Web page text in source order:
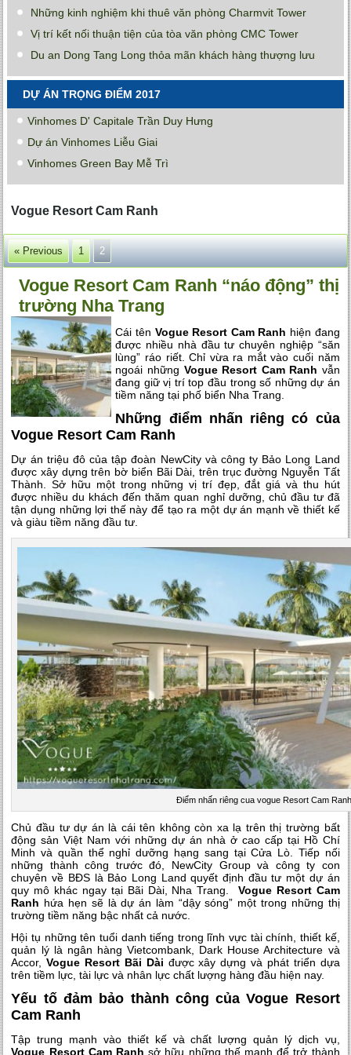
Những kinh nghiệm khi thuê văn phòng Charmvit Tower
Vị trí kết nối thuận tiện của tòa văn phòng CMC Tower
Du an Dong Tang Long thỏa mãn khách hàng thượng lưu
DỰ ÁN TRỌNG ĐIỂM 2017
Vinhomes D' Capitale Trần Duy Hưng
Dự án Vinhomes Liễu Giai
Vinhomes Green Bay Mễ Trì
Vogue Resort Cam Ranh
« Previous 1 2
Vogue Resort Cam Ranh “náo động” thị
trường Nha Trang
Cái tên Vogue Resort Cam Ranh hiện đang
được nhiều nhà đầu tư chuyên nghiệp “săn
lùng” ráo riết. Chỉ vừa ra mắt vào cuối năm
ngoái những Vogue Resort Cam Ranh vẫn
đang giữ vị trí top đầu trong số những dự án
tiềm năng tại phố biển Nha Trang.
Những điểm nhấn riêng có của
Vogue Resort Cam Ranh
Dự án triệu đô của tập đoàn NewCity và công ty Bảo Long Land
được xây dựng trên bờ biển Bãi Dài, trên trục đường Nguyễn Tất
Thành. Sở hữu một trong những vị trí đẹp, đắt giá và thu hút
được nhiều du khách đến thăm quan nghỉ dưỡng, chủ đầu tư đã
tận dụng những lợi thế này để tạo ra một dự án mạnh về thiết kế
và giàu tiềm năng đầu tư.
Điểm nhấn riêng cua vogue Resort Cam
Chủ đầu tư dự án là cái tên không còn xa lạ trên thị trường bất
động sản Việt Nam với những dự án nhà ở cao cấp tại Hồ Chí
Minh và quần thể nghỉ dưỡng hạng sang tại Cửa Lò. Tiếp nối
những thành công trước đó, NewCity Group và công ty con
chuyên về BĐS là Bảo Long Land quyết định đầu tư một dự án
quy mô khác ngay tại Bãi Dài, Nha Trang. Vogue Resort Cam
Ranh hứa hẹn sẽ là dự án làm “dậy sóng” một trong những thị
trường tiềm năng bậc nhất cả nước.
Hội tụ những tên tuổi danh tiếng trong lĩnh vực tài chính, thiết kế,
quản lý là ngân hàng Vietcombank, Dark House Architecture và
Accor,Vogue Resort Bãi Dài được xây dựng và phát triển dựa
trên tiềm lực, tài lực và nhân lực chất lượng hàng đầu hiện nay.
Yếu tố đảm bảo thành công của Vogue Resort
Cam Ranh
Tập trung mạnh vào thiết kế và chất lượng quản lý dịch vụ,
Vogue Resort Cam Ranh sở hữu những thế mạnh để trở thành